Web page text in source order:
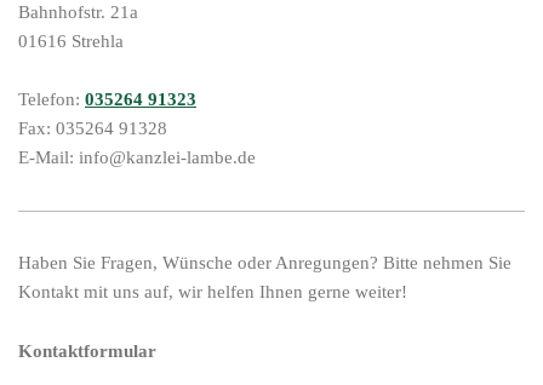
Bahnhofstr. 21a
01616 Strehla
Telefon: 035264 91323
Fax: 035264 91328
E-Mail: info@kanzlei-lambe.de
Haben Sie Fragen, Wünsche oder Anregungen? Bitte nehmen Sie
Kontakt mit uns auf, wir helfen Ihnen gerne weiter!
Kontaktformular